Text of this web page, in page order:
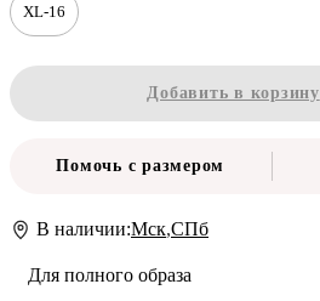
XL-16
Добавить в корзину
Помочь с размером
В наличии:Мск,СПб
Для полного образа